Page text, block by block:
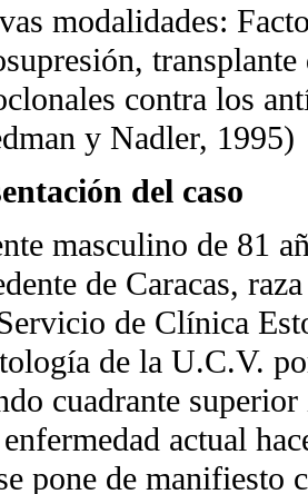
modalidades:
contra los
y Nadler, 1995)
del caso
masculino de 81
de Caracas,
de Clínica
de la U.C.V.
cuadrante
actual
pone de manifiesto